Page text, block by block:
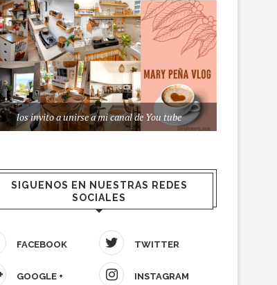
los invito a unirse a mi canal de You tube
SIGUENOS EN NUESTRAS REDES
SOCIALES
FACEBOOK TWITTER
GOOGLE + INSTAGRAM